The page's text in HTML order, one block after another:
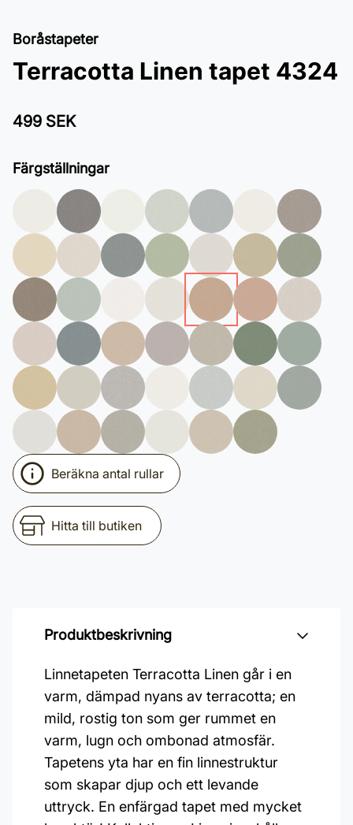
Boråstapeter
Terracotta Linen tapet 4324
499 SEK
Färgställningar
Beräkna antal rullar
Hitta till butiken
Produktbeskrivning
Linnetapeten Terracotta Linen går i en
varm, dämpad nyans av terracotta; en
mild, rostig ton som ger rummet en
varm, lugn och ombonad atmosfär.
Tapetens yta har en fin linnestruktur
som skapar djup och ett levande
uttryck. En enfärgad tapet med mycket